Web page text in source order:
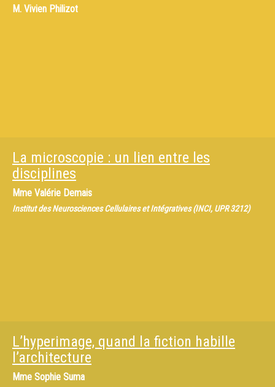
M. Vivien Philizot
La microscopie : un lien entre les
disciplines
Mme Valérie Demais
Institut des Neurosciences Cellulaires et Intégratives (INCI, UPR 3212)
L’hyperimage, quand la fiction habille
l’architecture
Mme Sophie Suma